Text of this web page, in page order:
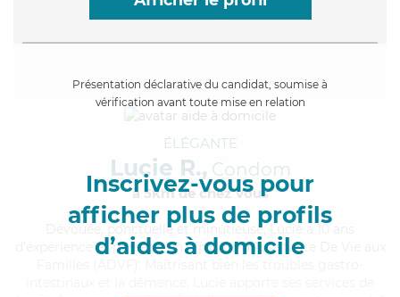
Présentation déclarative du candidat, soumise à
vérification avant toute mise en relation
Inscrivez-vous pour
afficher plus de profils
d’aides à domicile
ÉLÉGANTE
Lucie R., Condom
à 5km de chez Vous
, ponctuelle et minutieuse, Lucie a 10 ans
d'expérience et possède un diplôme d'Assistante De Vie aux